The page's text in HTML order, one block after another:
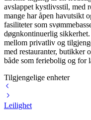
avslappet kystlivsstil, med
mange har åpen havutsikt
fasiliteter som
døgnkontinuerlig
mellom privatliv og
med restauranter, butikker
både som feriebolig og for
Tilgjengelige enheter
Leilighet